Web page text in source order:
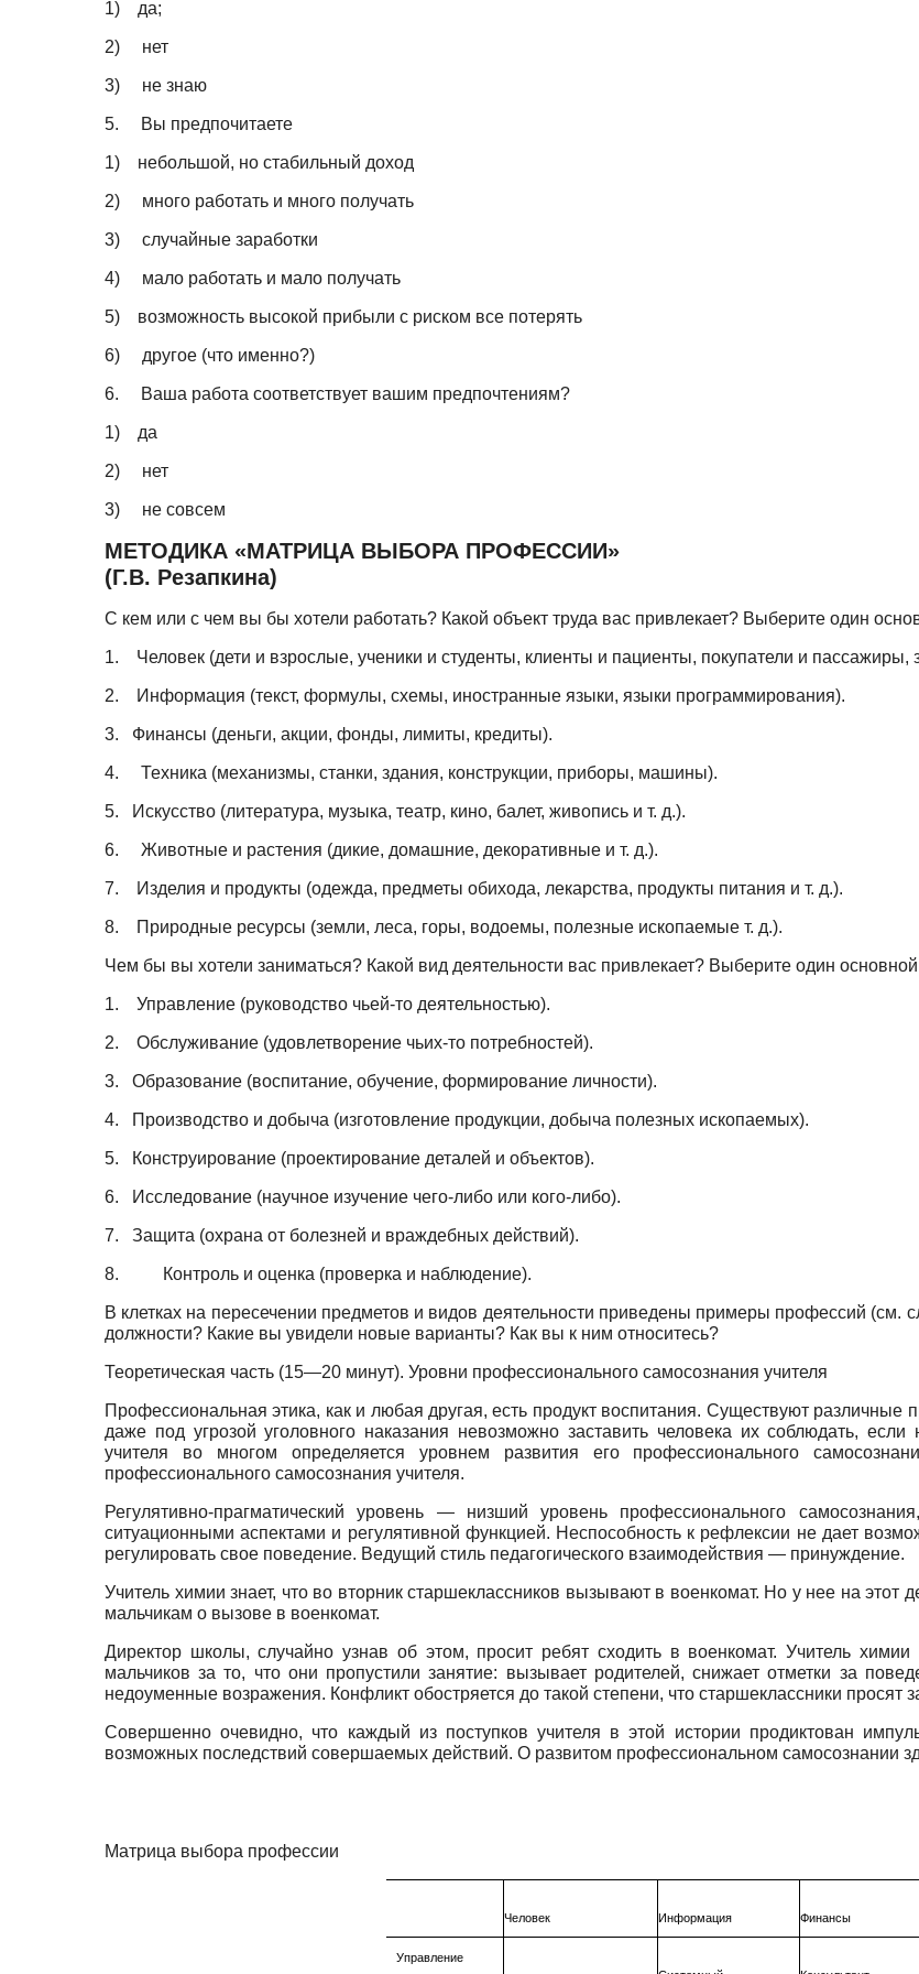
1) да;
2) нет
3) не знаю
5. Вы предпочитаете
1) небольшой, но стабильный доход
2) много работать и много получать
3) случайные заработки
4) мало работать и мало получать
5) возможность высокой прибыли с риском все потерять
6) другое (что именно?)
6. Ваша работа соответствует вашим предпочтениям?
1) да
2) нет
3) не совсем
МЕТОДИКА «МАТРИЦА ВЫБОРА ПРОФЕССИИ»
(Г.В. Резапкина)
С кем или с чем вы бы хотели работать? Какой объект труда вас привлекает? Выберите один
1. Человек (дети и взрослые, ученики и студенты, клиенты и пациенты, покупатели и пассажиры,
2. Информация (текст, формулы, схемы, иностранные языки, языки программирования).
3. Финансы (деньги, акции, фонды, лимиты, кредиты).
4. Техника (механизмы, станки, здания, конструкции, приборы, машины).
5. Искусство (литература, музыка, театр, кино, балет, живопись и т. д.).
6. Животные и растения (дикие, домашние, декоративные и т. д.).
7. Изделия и продукты (одежда, предметы обихода, лекарства, продукты питания и т. д.).
8. Природные ресурсы (земли, леса, горы, водоемы, полезные ископаемые т. д.).
Чем бы вы хотели заниматься? Какой вид деятельности вас привлекает? Выберите один
1. Управление (руководство чьей-то деятельностью).
2. Обслуживание (удовлетворение чьих-то потребностей).
3. Образование (воспитание, обучение, формирование личности).
4. Производство и добыча (изготовление продукции, добыча полезных ископаемых).
5. Конструирование (проектирование деталей и объектов).
6. Исследование (научное изучение чего-либо или кого-либо).
7. Защита (охрана от болезней и враждебных действий).
8. Контроль и оценка (проверка и наблюдение).
В клетках на пересечении предметов и видов деятельности приведены примеры профессий
должности? Какие вы увидели новые варианты? Как вы к ним относитесь?
Теоретическая часть (15—20 минут). Уровни профессионального самосознания учителя
Профессиональная этика, как и любая другая, есть продукт воспитания. Существуют
даже под угрозой уголовного наказания невозможно заставить человека их соблюдать,
учителя во многом определяется уровнем развития его профессионального
профессионального самосознания учителя.
Регулятивно-прагматический уровень — низший уровень профессионального
ситуационными аспектами и регулятивной функцией. Неспособность к рефлексии не дает
регулировать свое поведение. Ведущий стиль педагогического взаимодействия — принуждение.
Учитель химии знает, что во вторник старшеклассников вызывают в военкомат. Но у нее на этот
мальчикам о вызове в военкомат.
Директор школы, случайно узнав об этом, просит ребят сходить в военкомат. Учитель
мальчиков за то, что они пропустили занятие: вызывает родителей, снижает отметки за
недоуменные возражения. Конфликт обостряется до такой степени, что старшеклассники просят
Совершенно очевидно, что каждый из поступков учителя в этой истории продиктован
возможных последствий совершаемых действий. О развитом профессиональном самосознании
Матрица выбора профессии
Человек Информация Финансы
Управление